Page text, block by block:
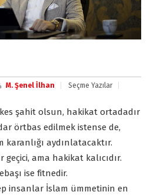
M. Şenel İlhan Seçme Yazılar
şahit olsun, hakikat ortadadır
örtbas edilmek istense de,
karanlığı aydınlatacaktır.
ama hakikat kalıcıdır.
ise fitnedir.
insanlar İslam ümmetinin en